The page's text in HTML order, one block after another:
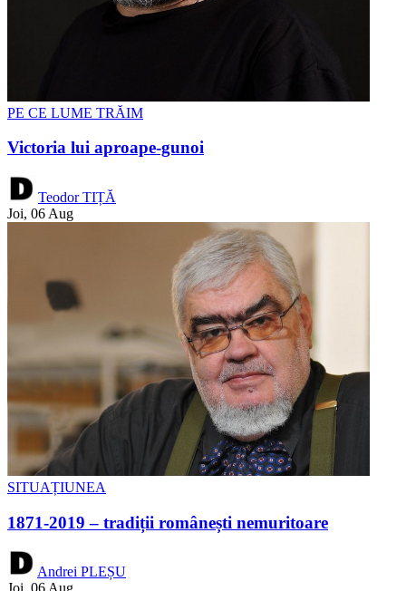
PE CE LUME TRĂIM
Victoria lui aproape-gunoi
Teodor TIȚĂ
Joi, 06 Aug
SITUAȚIUNEA
1871-2019 – tradiții românești nemuritoare
Andrei PLEȘU